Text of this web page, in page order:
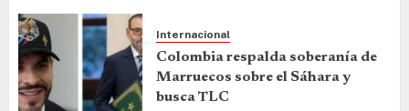
Internacional
Colombia respalda soberanía de
Marruecos sobre el Sáhara y
busca TLC